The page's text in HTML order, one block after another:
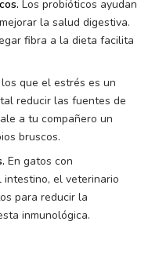
Los probióticos ayudan
la salud digestiva.
fibra a la dieta facilita
que el estrés es un
reducir las fuentes de
a tu compañero un
bruscos.
En gatos con
el veterinario
para reducir la
inmunológica.